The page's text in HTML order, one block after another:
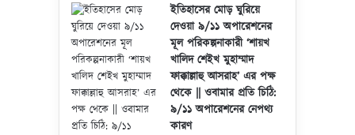
ইতিহাসের মোড় ঘুরিয়ে
দেওয়া ৯/১১ অপারেশনের
মূল পরিকল্পনাকারী ‘শায়খ
খালিদ শেইখ মুহাম্মাদ
ফাক্কাল্লাহু আসরাহ’ এর পক্ষ
থেকে || ওবামার প্রতি চিঠি:
৯/১১ অপারেশনের নেপথ্য
কারণ